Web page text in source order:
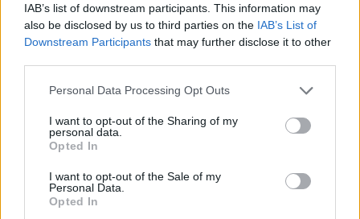
IAB’s list of downstream participants. This information may
also be disclosed by us to third parties on the IAB’s List of
Downstream Participants that may further disclose it to other
Personal Data Processing Opt Outs
I want to opt-out of the Sharing of my
personal data.
Opted In
I want to opt-out of the Sale of my
Personal Data.
Opted In
1° GIORNATA (23/8/2026)
17° GIORNATA (3/1/2027)
- Monza-Milan
30° GIORNATA (4/4/2027)
-Milan-Monza